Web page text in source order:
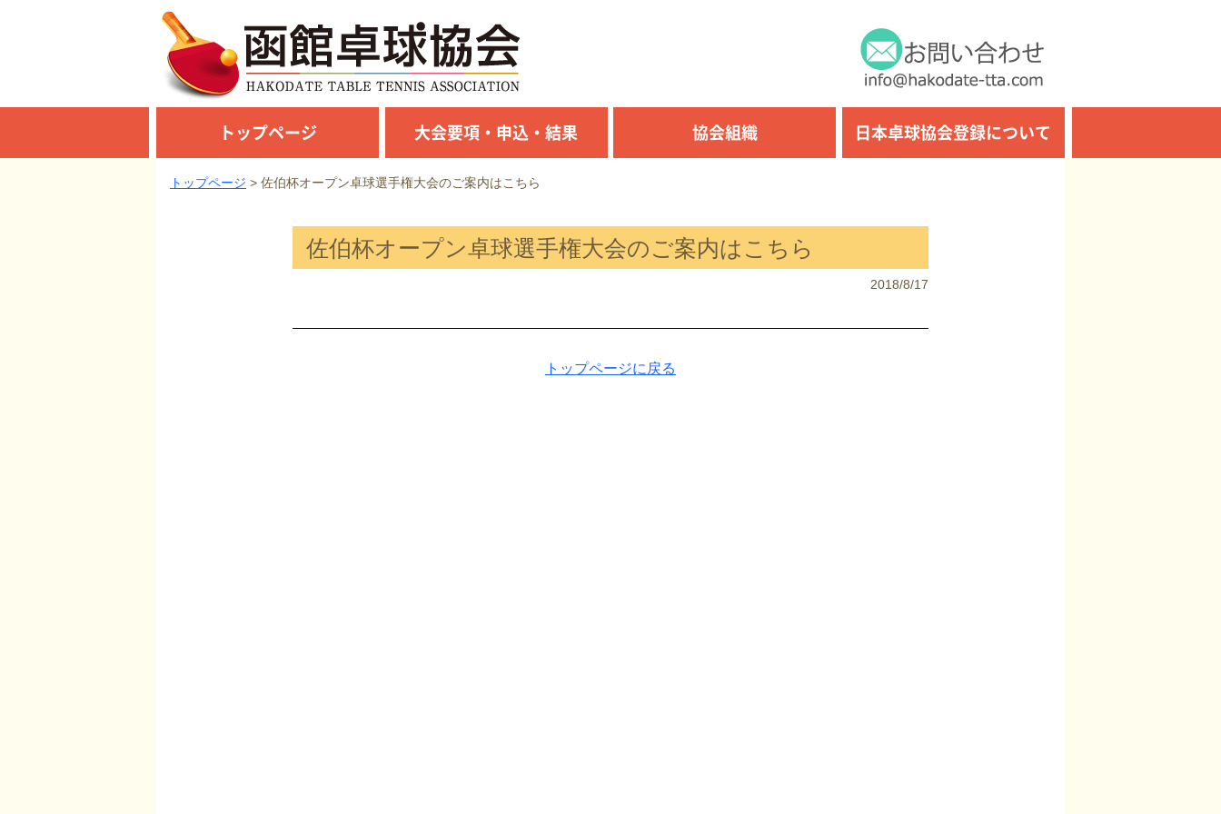
トップページ 大会要項・申込・結果 協会組織 日本卓球協会登録について
トップページ 佐伯杯オープン卓球選手権大会のご案内はこちら
佐伯杯オープン卓球選手権大会のご案内はこちら
2018/8/17
トップページに戻る